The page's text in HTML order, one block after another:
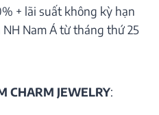
+ lãi suất không kỳ hạn
NH Nam Á từ tháng thứ 25
CHARM JEWELRY: